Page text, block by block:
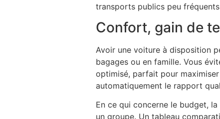
transports publics peu
Confort, gain de
Avoir une voiture à disposition
bagages ou en famille. Vous
optimisé, parfait pour
automatiquement le rapport
En ce qui concerne le budget,
un groupe. Un tableau